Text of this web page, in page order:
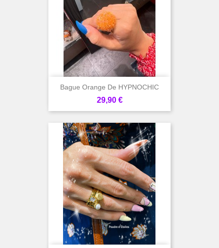
Bague Orange De HYPNOCHIC
Prix
29,90 €